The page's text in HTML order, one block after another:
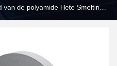
de polyamide Hete Smelting